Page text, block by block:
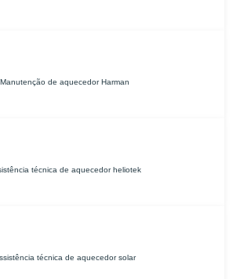
Manutenção de aquecedor Harman
técnica de aquecedor heliotek
técnica de aquecedor solar